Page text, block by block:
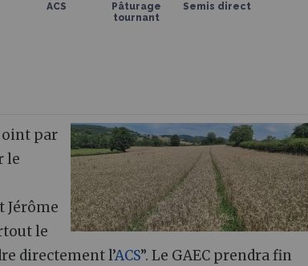
ACS
Pâturage
tournant
Semis direct
par
le
Jérôme
le
directement l’ACS”. Le GAEC prendra fin